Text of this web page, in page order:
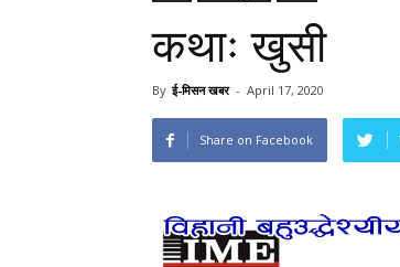
कथाः खुसी
By ई-मिसन खबर - April 17, 2020
Share on Facebook